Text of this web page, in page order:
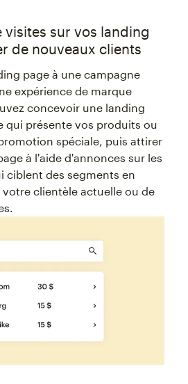
sur vos landing
de nouveaux clients
page à une campagne
expérience de marque
concevoir une landing
qui présente vos produits ou
spéciale, puis attirer
à l'aide d'annonces sur les
ciblent des segments en
clientèle actuelle ou de